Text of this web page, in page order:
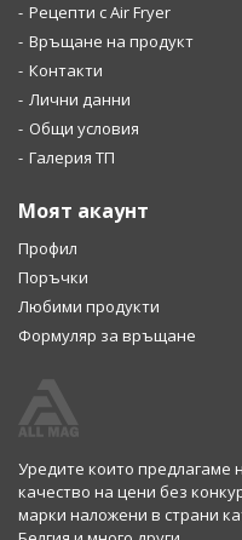
Рецепти с Air Fryer
Връщане на продукт
Контакти
Лични данни
Общи условия
Галерия ТП
Моят акаунт
Профил
Поръчки
Любими продукти
Формуляр за връщане
Уредите които предлагаме
качество на цени без
марки наложени в страни